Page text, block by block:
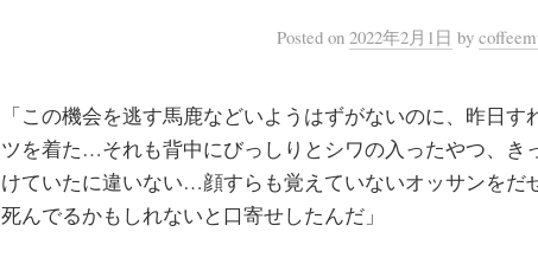
Posted on 2022年2月1日 by
「この機会を逃す馬鹿などいようはずがないのに、昨日
ツを着た…それも背中にびっしりとシワの入ったやつ、き
けていたに違いない…顔すらも覚えていないオッサンをだ
死んでるかもしれないと口寄せしたんだ」